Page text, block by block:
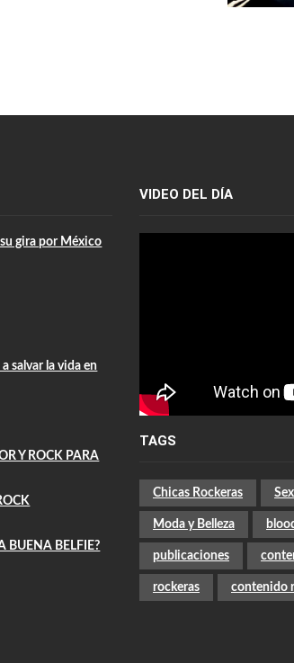
gira por México
salvar la vida en
Y ROCK PARA
BUENA BELFIE?
VIDEO DEL DÍA
TAGS
Chicas Rockeras
Moda y Belleza
publicaciones
rockeras contenido